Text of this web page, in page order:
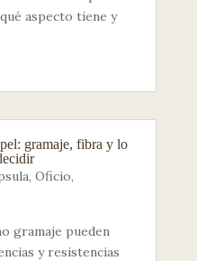
aspecto tiene y
gramaje, fibra y lo
, Oficio,
gramaje pueden
y resistencias